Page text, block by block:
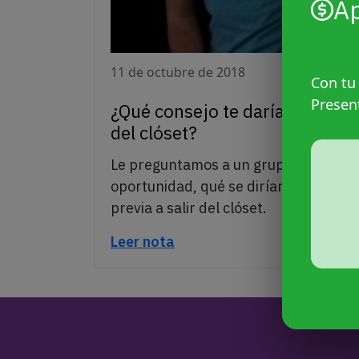
Con
11 de octubre de 2018
¿Qué consejo te darías a vos
del clóset?
Le preguntamos a un grupo de
oportunidad, qué se dirían a ellas
previa a salir del clóset.
Leer nota